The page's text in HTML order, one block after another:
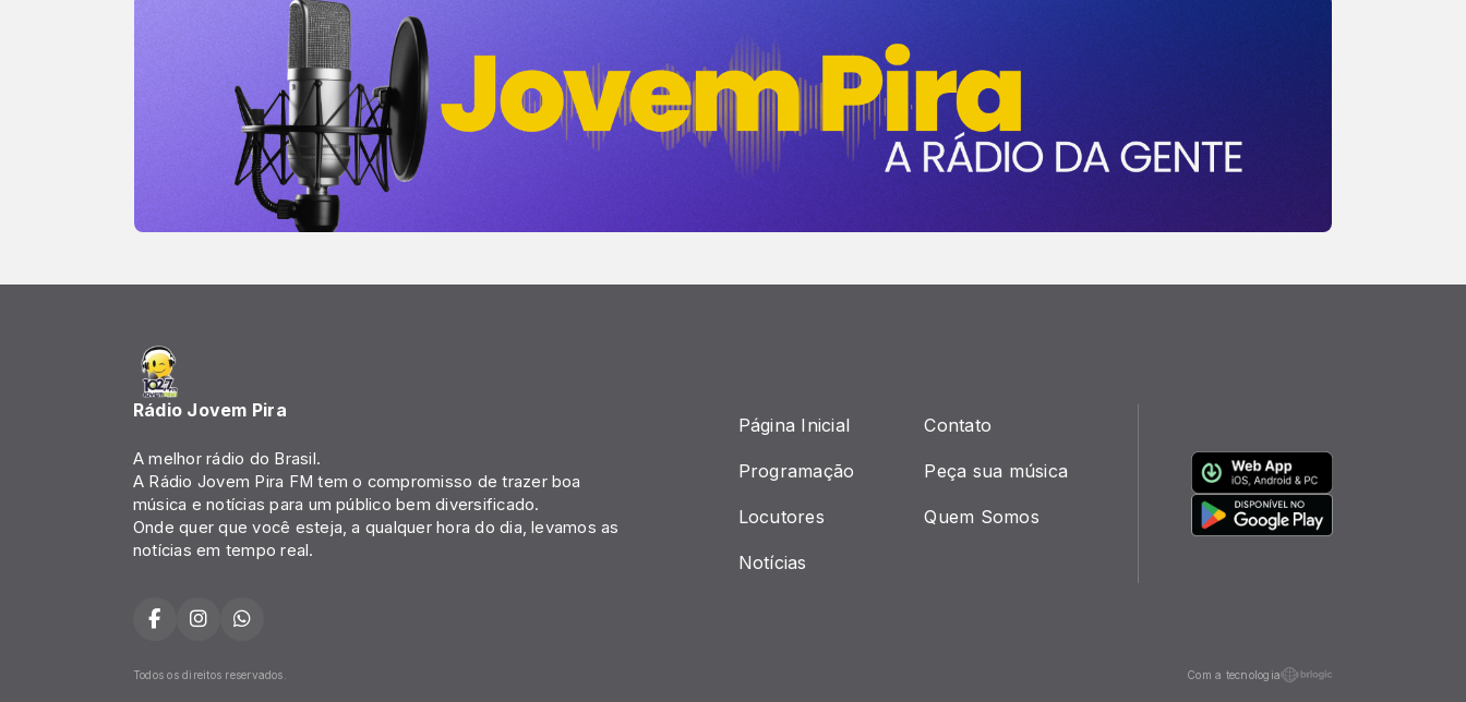
Rádio Jovem Pira
A melhor rádio do Brasil.
A Rádio Jovem Pira FM tem o compromisso de trazer boa
música e notícias para um público bem diversificado.
Onde quer que você esteja, a qualquer hora do dia, levamos as
notícias em tempo real.
Página Inicial
Programação
Locutores
Notícias
Contato
Peça sua música
Quem Somos
Todos os direitos reservados. Com a tecnologia